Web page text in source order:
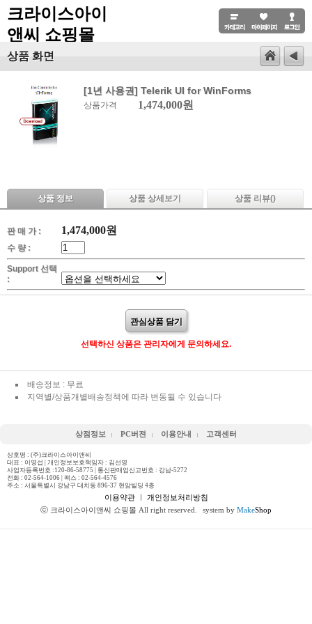
크라이스아이
앤씨 쇼핑몰
상품 화면
[1년 사용권] Telerik UI for WinForms
상품가격 1,474,000원
상품 정보 상품 상세보기 상품 리뷰()
판 매 가 : 1,474,000원
수 량 :
Support 선택
:
관심상품 담기
선택하신 상품은 관리자에게 문의하세요.
배송정보 : 무료
지역별/상품개별배송정책에 따라 변동될 수 있습니다
상점정보 PC버젼 이용안내 고객센터
상호명 : (주)크라이스아이앤씨
대표 : 이영섭 | 개인정보보호책임자 : 김선영
사업자등록번호 :120-86-58775 | 통신판매업신고번호 : 강남-5272
전화 : 02-564-1006 | 팩스 : 02-564-4576
주소 : 서울특별시 강남구 대치동 896-37 현암빌딩 4층
이용약관ㅣ 개인정보처리방침
ⓒ 크라이스아이앤씨 쇼핑몰 All right reserved.
system by MakeShop